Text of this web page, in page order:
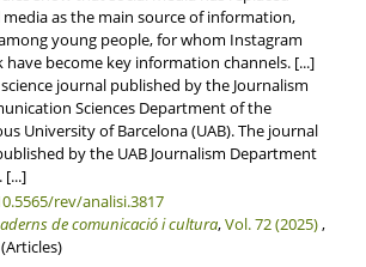
as the main source of information,
young people, for whom Instagram
have become key information channels. [...]
journal published by the Journalism
Sciences Department of the
University of Barcelona (UAB). The journal
by the UAB Journalism Department
[...]
rev/analisi.3817
de comunicació i cultura,Vol. 72 (2025),